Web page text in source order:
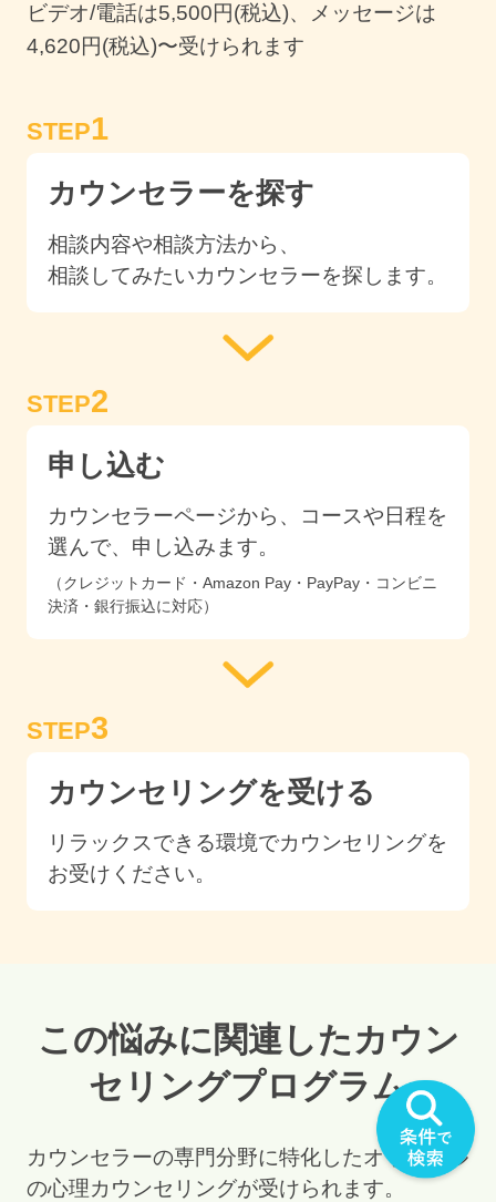
ビデオ/電話は5,500円(税込)、メッセージは
4,620円(税込)〜受けられます
STEP1
カウンセラーを探す
相談内容や相談方法から、
相談してみたいカウンセラーを探します。
STEP2
申し込む
カウンセラーページから、コースや日程を
選んで、申し込みます。
（クレジットカード・Amazon Pay・PayPay・コンビニ
決済・銀行振込に対応）
STEP3
カウンセリングを受ける
リラックスできる環境でカウンセリングを
お受けください。
この悩みに関連したカウン
セリングプログラム
カウンセラーの専門分野に特化したオリジナル
の心理カウンセリングが受けられます。